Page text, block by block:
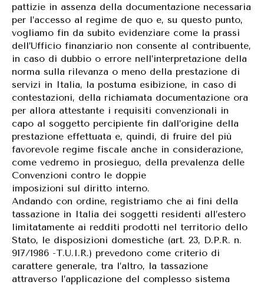
pattizie in assenza della documentazione necessaria
per l’accesso al regime de quo e, su questo punto,
vogliamo fin da subito evidenziare come la prassi
dell’Ufficio finanziario non consente al contribuente,
in caso di dubbio o errore nell’interpretazione della
norma sulla rilevanza o meno della prestazione di
servizi in Italia, la postuma esibizione, in caso di
contestazioni, della richiamata documentazione ora
per allora attestante i requisiti convenzionali in
capo al soggetto percipiente fin dall’origine della
prestazione effettuata e, quindi, di fruire del più
favorevole regime fiscale anche in considerazione,
come vedremo in prosieguo, della prevalenza delle
Convenzioni contro le doppie
imposizioni sul diritto interno.
Andando con ordine, registriamo che ai fini della
tassazione in Italia dei soggetti residenti all’estero
limitatamente ai redditi prodotti nel territorio dello
Stato, le disposizioni domestiche (art. 23, D.P.R. n.
917/1986 -T.U.I.R.) prevedono come criterio di
carattere generale, tra l’altro, la tassazione
attraverso l’applicazione del complesso sistema